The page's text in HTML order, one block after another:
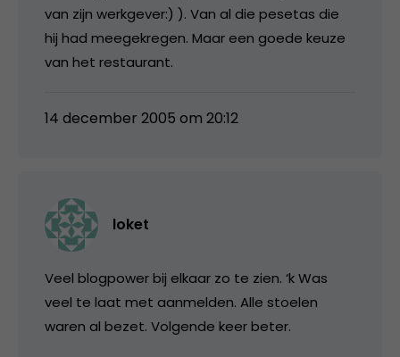
van zijn werkgever:) ). Van al die pesetas die
hij had meegekregen. Maar een goede keuze
van het restaurant.
14 december 2005 om 20:12
loket
Veel blogpower bij elkaar zo te zien. ‘k Was
veel te laat met aanmelden. Alle stoelen
waren al bezet. Volgende keer beter.